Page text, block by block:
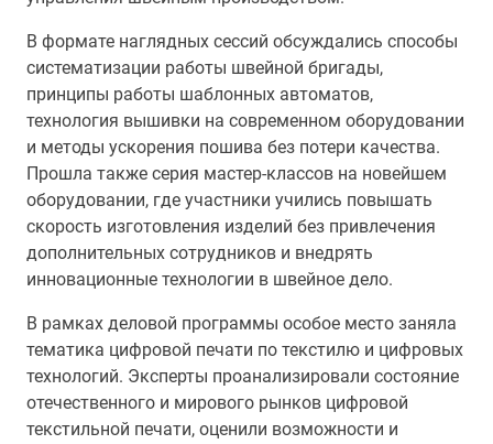
В формате наглядных сессий обсуждались способы
систематизации работы швейной бригады,
принципы работы шаблонных автоматов,
технология вышивки на современном оборудовании
и методы ускорения пошива без потери качества.
Прошла также серия мастер-классов на новейшем
оборудовании, где участники учились повышать
скорость изготовления изделий без привлечения
дополнительных сотрудников и внедрять
инновационные технологии в швейное дело.
В рамках деловой программы особое место заняла
тематика цифровой печати по текстилю и цифровых
технологий. Эксперты проанализировали состояние
отечественного и мирового рынков цифровой
текстильной печати, оценили возможности и